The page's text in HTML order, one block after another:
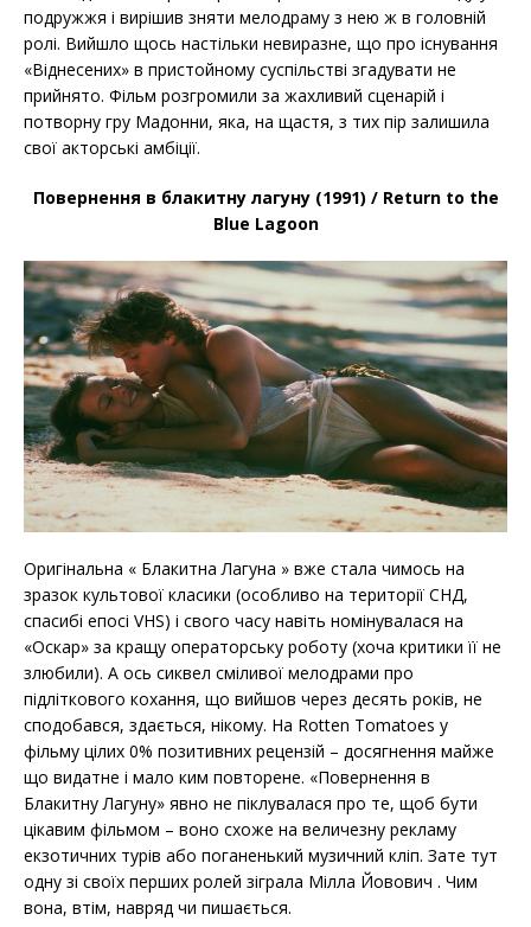
подружжя і вирішив зняти мелодраму з нею ж в головній
ролі. Вийшло щось настільки невиразне, що про існування
«Віднесених» в пристойному суспільстві згадувати не
прийнято. Фільм розгромили за жахливий сценарій і
потворну гру Мадонни, яка, на щастя, з тих пір залишила
свої акторські амбіції.
Повернення в блакитну лагуну (1991) / Return to the
Blue Lagoon
Оригінальна « Блакитна Лагуна » вже стала чимось на
зразок культової класики (особливо на території СНД,
спасибі епосі VHS) і свого часу навіть номінувалася на
«Оскар» за кращу операторську роботу (хоча критики її не
злюбили). А ось сиквел сміливої мелодрами про
підліткового кохання, що вийшов через десять років, не
сподобався, здається, нікому. На Rotten Tomatoes у
фільму цілих 0% позитивних рецензій – досягнення майже
що видатне і мало ким повторене. «Повернення в
Блакитну Лагуну» явно не піклувалася про те, щоб бути
цікавим фільмом – воно схоже на величезну рекламу
екзотичних турів або поганенький музичний кліп. Зате тут
одну зі своїх перших ролей зіграла Мілла Йовович . Чим
вона, втім, навряд чи пишається.